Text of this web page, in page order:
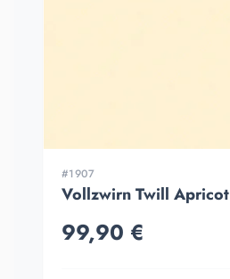
#1907
Vollzwirn Twill Apricot
99,90 €